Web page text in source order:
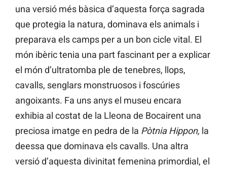
una versió més bàsica d’aquesta força sagrada
que protegia la natura, dominava els animals i
preparava els camps per a un bon cicle vital. El
món ibèric tenia una part fascinant per a explicar
el món d’ultratomba ple de tenebres, llops,
cavalls, senglars monstruosos i foscúries
angoixants. Fa uns anys el museu encara
exhibia al costat de la Lleona de Bocairent una
preciosa imatge en pedra de la Pòtnia Hippon, la
deessa que dominava els cavalls. Una altra
versió d’aquesta divinitat femenina primordial, el